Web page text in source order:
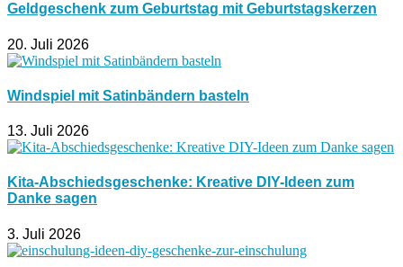
Geldgeschenk zum Geburtstag mit Geburtstagskerzen
20. Juli 2026
Windspiel mit Satinbändern basteln
13. Juli 2026
Kita-Abschiedsgeschenke: Kreative DIY-Ideen zum
Danke sagen
3. Juli 2026